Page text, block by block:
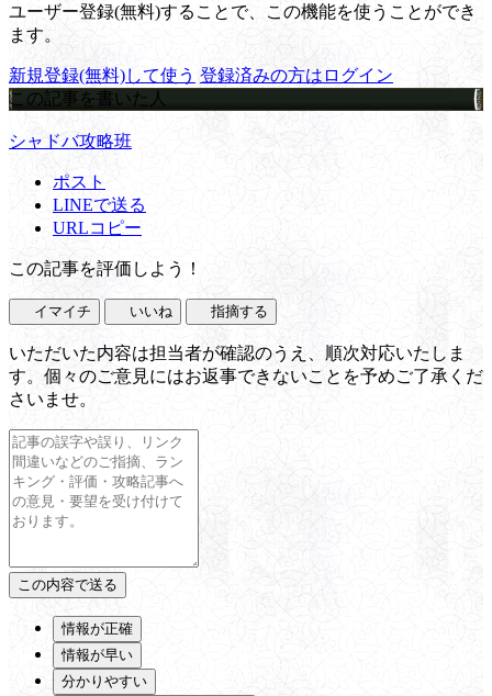
ユーザー登録(無料)することで、この機能を使うことができ
ます。
新規登録(無料)して使う 登録済みの方はログイン
この記事を書いた人
シャドバ攻略班
ポスト
LINEで送る
URLコピー
この記事を評価しよう！
イマイチ いいね 指摘する
いただいた内容は担当者が確認のうえ、順次対応いたしま
す。個々のご意見にはお返事できないことを予めご了承くだ
さいませ。
情報が正確
情報が早い
分かりやすい